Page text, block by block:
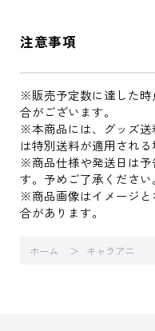
注意事項
※販売予定数に達した
合がございます。
※本商品には、グッズ送
は特別送料が適用される
※商品仕様や発送日は予
す。予めご了承ください。
※商品画像はイメージ
合があります。
ホーム キャラアニ